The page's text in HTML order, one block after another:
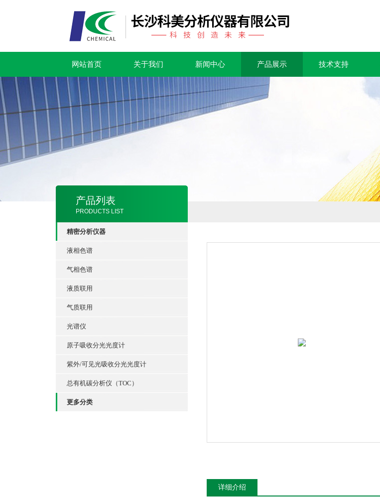
网站首页 关于我们 新闻中心 产品展示 技术支持
产品列表
PRODUCTS LIST
精密分析仪器
液相色谱
气相色谱
液质联用
气质联用
光谱仪
原子吸收分光光度计
紫外/可见光吸收分光光度计
总有机碳分析仪（TOC）
更多分类
详细介绍